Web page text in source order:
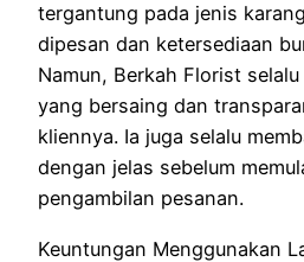
tergantung pada jenis
dipesan dan ketersediaan
Namun, Berkah Florist
yang bersaing dan
kliennya. Ia juga selalu
dengan jelas sebelum
pengambilan pesanan.
Keuntungan Menggunakan